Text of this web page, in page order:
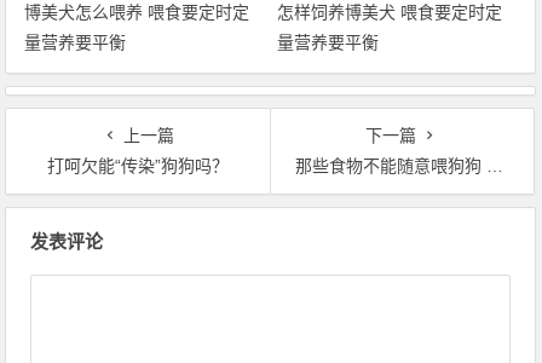
博美犬怎么喂养 喂食要定时定
量营养要平衡
怎样饲养博美犬 喂食要定时定
量营养要平衡
上一篇
打呵欠能“传染”狗狗吗？
下一篇
那些食物不能随意喂狗狗 狗狗不能随意吃的食物
发表评论